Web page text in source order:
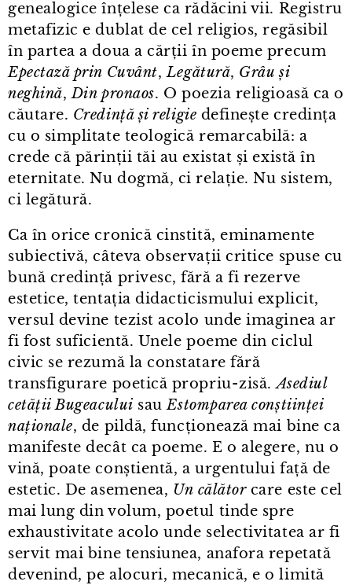
genealogice înțelese ca rădăcini vii. Registru
metafizic e dublat de cel religios, regăsibil
în partea a doua a cărții în poeme precum
Epectază prin Cuvânt,Legătură, Grâu și
neghină,Din pronaos. O poezia religioasă ca o
căutare. Credință și religie definește credința
cu o simplitate teologică remarcabilă: a
crede că părinții tăi au existat și există în
eternitate. Nu dogmă, ci relație. Nu sistem,
ci legătură.
Ca în orice cronică cinstită, eminamente
subiectivă, câteva observații critice spuse cu
bună credință privesc, fără a fi rezerve
estetice, tentația didacticismului explicit,
versul devine tezist acolo unde imaginea ar
fi fost suficientă. Unele poeme din ciclul
civic se rezumă la constatare fără
transfigurare poetică propriu⁠-⁠zisă.Asediul
cetății Bugeacului sauEstomparea conștiinței
naționale, de pildă, funcționează mai bine ca
manifeste decât ca poeme. E o alegere, nu o
vină, poate conștientă, a urgentului față de
estetic. De asemenea, Un călătorcare este cel
mai lung din volum, poetul tinde spre
exhaustivitate acolo unde selectivitatea ar fi
servit mai bine tensiunea, anafora repetată
devenind, pe alocuri, mecanică, e o limită